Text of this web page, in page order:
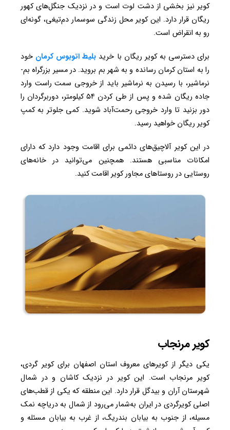
کویر نیز بخشی از دشت لوت است و در نزدیک جنگل‌های کهور
ریگان قرار دارد. این کویر محل زندگی سوسمار دم‌تیغی، گونه‌ای
رو به انقراض است.
برای دسترسی به کویر ریگان با خرید بلیط اتوبوس کرمان خود
را به استان کرمان رسانده و به شهر بم بروید. در مسیر بزرگراه بم-
نرماشیر، با رسیدن به نرماشیر باید از خروجی سمت راست وارد
جاده ریگان شده و پس از طی کردن ۵۴ کیلومتر، دوربرگردان را
دور بزنید تا وارد خروجی رحمت‌آباد شوید. کمی جلوتر به کمپ
کویر ریگان خواهید رسید.
در این کویر آلاچیق‌های دائمی برای اقامت وجود دارد که دارای
امکانات مناسبی هستند. همچنین می‌توانید در خانه‌های
روستایی در روستاهای مجاور کویر اقامت کنید.
کویر مرنجاب
یکی دیگر از کویرهای معروف استان اصفهان برای کویر گردی،
کویر مرنجاب است. این کویر در نزدیک کاشان و در شمال
شهرستان آران و بیدگل قرار دارد. این منطقه که یکی از قطب‌های
اصلی کویرگردی در ایران به‌شمار می‌رود از شمال به دریاچه نمک
مسیله، از جنوب به بیابان بندریگ، از غرب به بیابان مسئله و